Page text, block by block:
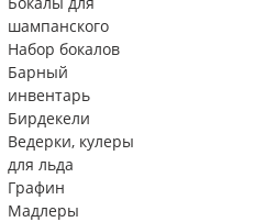
шампанского
Набор бокалов
Барный
инвентарь
Бирдекели
Ведерки, кулеры
для льда
Графин
Мадлеры